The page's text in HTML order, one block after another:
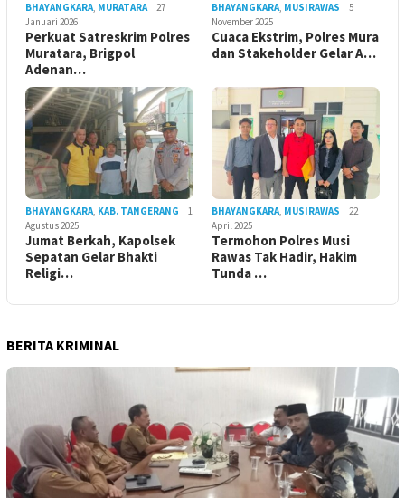
BHAYANGKARA, MURATARA
27
Januari 2026
Perkuat Satreskrim Polres
Muratara, Brigpol
Adenan…
BHAYANGKARA, MUSIRAWAS
5
November 2025
Cuaca Ekstrim, Polres Mura
dan Stakeholder Gelar A…
BHAYANGKARA, KAB. TANGERANG
1
Agustus 2025
Jumat Berkah, Kapolsek
Sepatan Gelar Bhakti
Religi…
BHAYANGKARA, MUSIRAWAS
22
April 2025
Termohon Polres Musi
Rawas Tak Hadir, Hakim
Tunda …
BERITA KRIMINAL